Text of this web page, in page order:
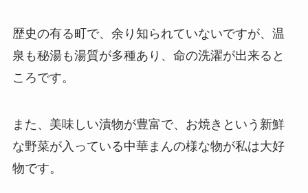
歴史の有る町で、余り知られていないですが、温
泉も秘湯も湯質が多種あり、命の洗濯が出来ると
ころです。
また、美味しい漬物が豊富で、お焼きという新鮮
な野菜が入っている中華まんの様な物が私は大好
物です。